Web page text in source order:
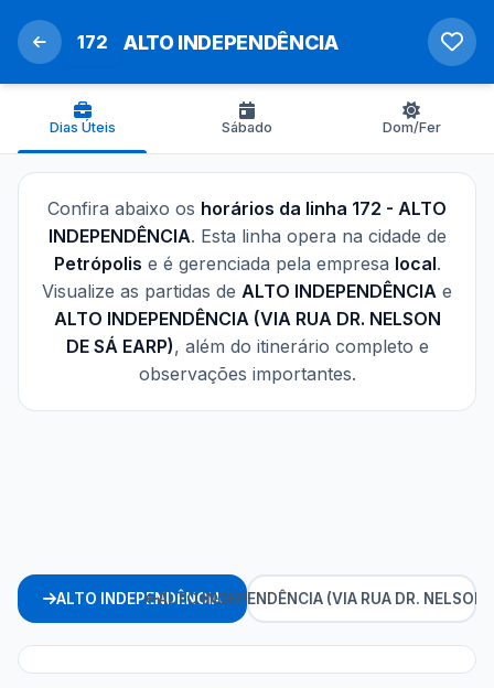
172 ALTO INDEPENDÊNCIA
Dias Úteis Sábado Dom/Fer
Confira abaixo os horários da linha 172 - ALTO
INDEPENDÊNCIA. Esta linha opera na cidade de
Petrópolis e é gerenciada pela empresa local.
Visualize as partidas de ALTO INDEPENDÊNCIA e
ALTO INDEPENDÊNCIA (VIA RUA DR. NELSON
DE SÁ EARP), além do itinerário completo e
observações importantes.
ALTO INDEPENDÊNCIAALTO INDEPENDÊNCIA (VIA RUA DR. NELSON